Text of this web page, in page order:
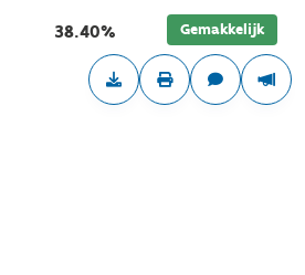
38.40% Gemakkelijk